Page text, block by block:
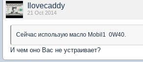
Ilovecaddy
21 Oct 2014
Сейчас использую масло Mobil1 0W40.
И чем оно Вас не устраивает?